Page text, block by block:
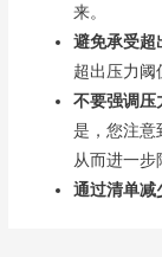
来。
避免承受超
超出压力阈
不要强调压
是，您注意
从而进一步
通过清单减